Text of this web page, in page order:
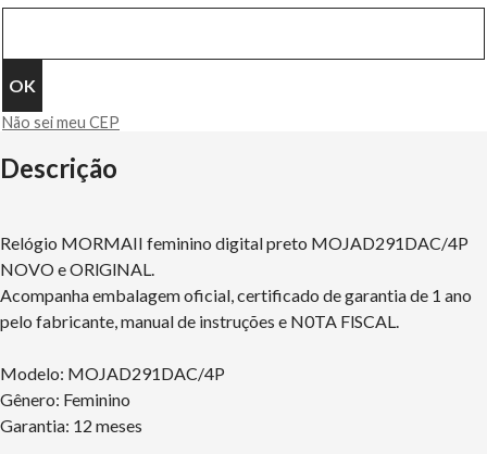
Não sei meu CEP
Descrição
Relógio MORMAII feminino digital preto MOJAD291DAC/4P
NOVO e ORlGlNAL.
Acompanha embalagem oficial, certificado de garantia de 1 ano
pelo fabricante, manual de instruções e N0TA FlSCAL.
Modelo: MOJAD291DAC/4P
Gênero: Feminino
Garantia: 12 meses